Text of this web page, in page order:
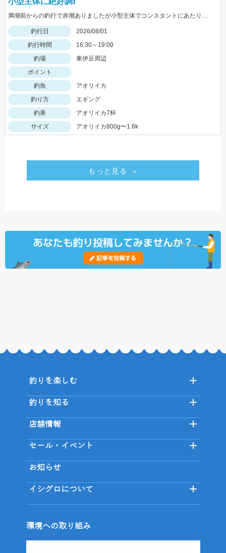
満潮前からの釣行で赤潮ありましたが小型主体でコンスタントにあたりがありました
釣行日
2026/08/01
釣行時間
16:30～19:00
釣場
東伊豆周辺
ポイント
釣魚
アオリイカ
釣り方
エギング
釣果
アオリイカ7杯
サイズ
アオリイカ800g〜1.6k
もっと見る
釣りを楽しむ
釣りを知る
店舗情報
セール・イベント
お知らせ
イシグロについて
環境への取り組み